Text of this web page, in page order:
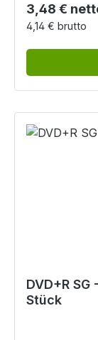
Regulärer
3,48 €
4,14 € brutto
DVD+R
Stück